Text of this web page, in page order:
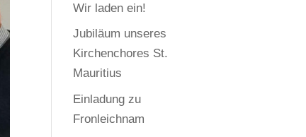
Wir laden ein!
Jubiläum unseres
Kirchenchores St.
Mauritius
Einladung zu
Fronleichnam